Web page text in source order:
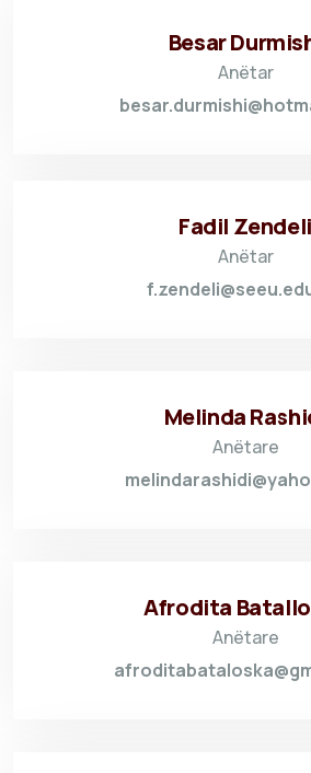
Besar
Anëtar
Fadil Zendeli
Anëtar
Melinda
Anëtare
Afrodita
Anëtare